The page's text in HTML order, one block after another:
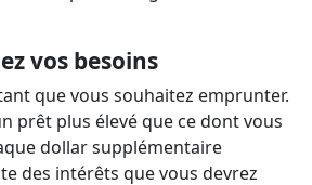
vos besoins
que vous souhaitez emprunter.
prêt plus élevé que ce dont vous
dollar supplémentaire
des intérêts que vous devrez